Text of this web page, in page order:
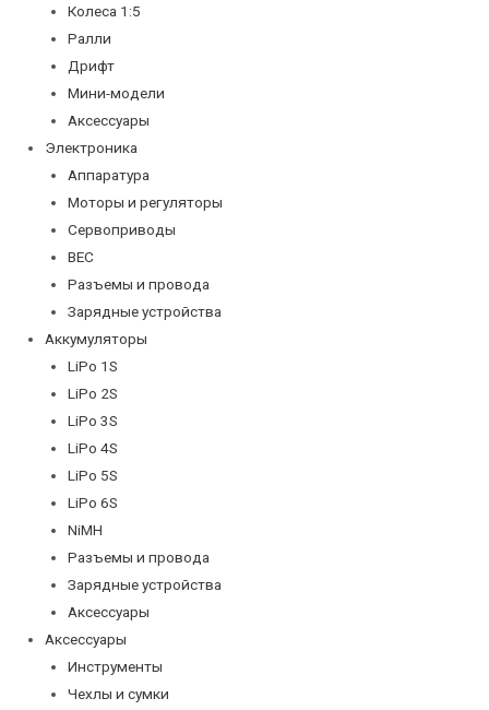
Колеса 1:5
Ралли
Дрифт
Мини-модели
Аксессуары
Электроника
Аппаратура
Моторы и регуляторы
Сервоприводы
BEC
Разъемы и провода
Зарядные устройства
Аккумуляторы
LiPo 1S
LiPo 2S
LiPo 3S
LiPo 4S
LiPo 5S
LiPo 6S
NiMH
Разъемы и провода
Зарядные устройства
Аксессуары
Аксессуары
Инструменты
Чехлы и сумки